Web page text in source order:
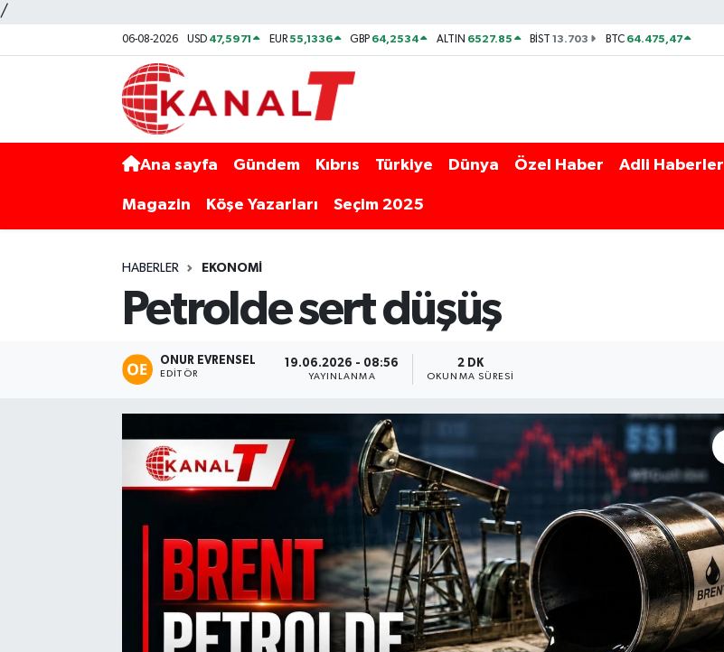
/
06-08-2026 USD 47,5971 EUR55,1336 GBP 64,2534 ALTIN 6527.85 BİST13.703 BTC 64.475,47
Ana sayfa Gündem Kıbrıs Türkiye Dünya Özel Haber Adli Haberler
Magazin Köşe Yazarları Seçim 2025
HABERLER EKONOMI
Petrolde sert düşüş
ONUR EVRENSEL
EDITÖR
19.06.2026 - 08:56
YAYINLANMA
2 DK
OKUNMA SÜRESI